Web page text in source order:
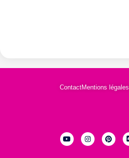
ContactMentions légales